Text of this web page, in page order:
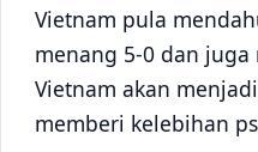
Vietnam pula
menang 5-0 dan
Vietnam akan
memberi kelebihan